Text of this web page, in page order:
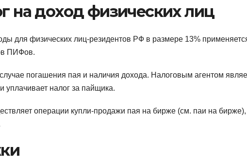
доход физических лиц
для физических лиц-резидентов РФ в размере 13%
ПИФов.
погашения пая и наличия дохода. Налоговым агентом
налог за пайщика.
операции купли-продажи пая на бирже (см. паи на